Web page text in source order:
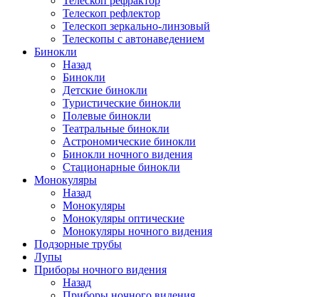
Телескоп рефлектор
Телескоп зеркально-линзовый
Телескопы с автонаведением
Бинокли
Назад
Бинокли
Детские бинокли
Туристические бинокли
Полевые бинокли
Театральные бинокли
Астрономические бинокли
Бинокли ночного видения
Стационарные бинокли
Монокуляры
Назад
Монокуляры
Монокуляры оптические
Монокуляры ночного видения
Подзорные трубы
Лупы
Приборы ночного видения
Назад